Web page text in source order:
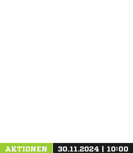
AKTIONEN 30.11.2024 | 10:00